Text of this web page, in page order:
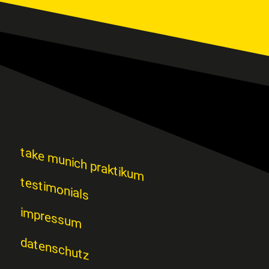
take munich praktikum
testimonials
impressum
datenschutz